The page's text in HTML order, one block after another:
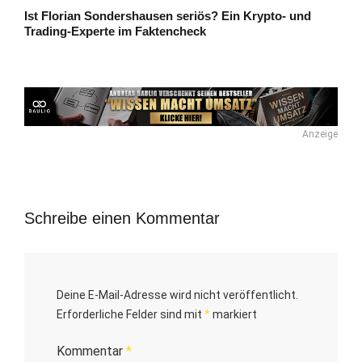
Ist Florian Sondershausen seriös? Ein Krypto- und
Trading-Experte im Faktencheck
Anzeige
Schreibe einen Kommentar
Deine E-Mail-Adresse wird nicht veröffentlicht.
Erforderliche Felder sind mit *markiert
Kommentar *